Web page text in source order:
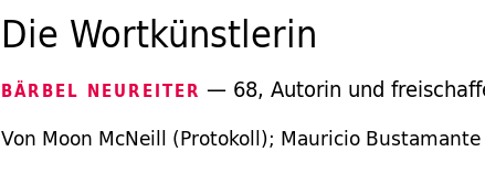
Die Wortkünstlerin
BÄRBEL NEUREITER — 68, Autorin und
Von Moon McNeill (Protokoll); Mauricio